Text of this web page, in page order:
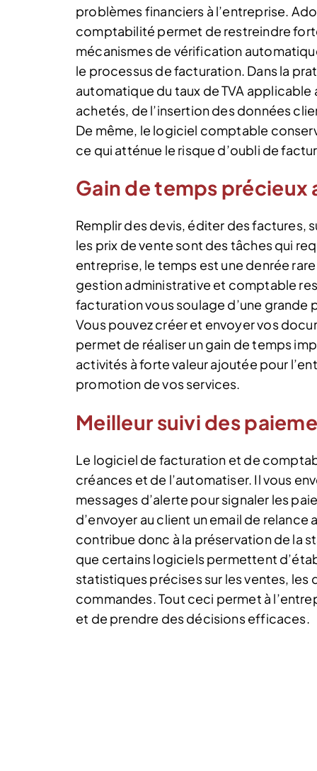
problèmes financiers à l’entreprise.
comptabilité permet de restreindre
mécanismes de vérification
le processus de facturation. Dans la
automatique du taux de TVA
achetés, de l’insertion des données
De même, le logiciel comptable
ce qui atténue le risque d’oubli de
Gain de temps précieux
Remplir des devis, éditer des factures,
les prix de vente sont des tâches qui
entreprise, le temps est une denrée
gestion administrative et comptable
facturation vous soulage d’une
Vous pouvez créer et envoyer vos
permet de réaliser un gain de temps
activités à forte valeur ajoutée pour
promotion de vos services.
Meilleur suivi des
Le logiciel de facturation et de
créances et de l’automatiser. Il vous
messages d’alerte pour signaler les
d’envoyer au client un email de
contribue donc à la préservation de la
que certains logiciels permettent
statistiques précises sur les ventes,
commandes. Tout ceci permet à
et de prendre des décisions efficaces.